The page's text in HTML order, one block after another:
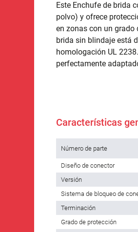
Este Enchufe de brida
polvo) y ofrece
en zonas con un grado
brida sin blindaje está
homologación UL
perfectamente
Características
Número de parte
Diseño de conector
Versión
Sistema de bloqueo de
Terminación
Grado de protección